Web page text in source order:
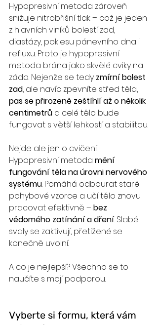
Hypopresivní metoda zároveň
snižuje nitrobřišní tlak – což je jeden
z hlavních viníků bolestí zad,
diastázy, poklesu pánevního dna i
refluxu. Proto je hypopresivní
metoda brána jako skvělé cviky na
záda. Nejenže se tedy zmírní bolest
zad, ale navíc zpevníte střed těla,
pas se přirozeně zeštíhlí až o několik
centimetrů a celé tělo bude
fungovat s větší lehkostí a stabilitou.
Nejde ale jen o cvičení.
Hypopresivní metoda mění
fungování těla na úrovni nervového
systému. Pomáhá odbourat staré
pohybové vzorce a učí tělo znovu
pracovat efektivně – bez
vědomého zatínání a dření. Slabé
svaly se zaktivují, přetížené se
konečně uvolní.
A co je nejlepší? Všechno se to
naučíte s mojí podporou.
Vyberte si formu, která vám